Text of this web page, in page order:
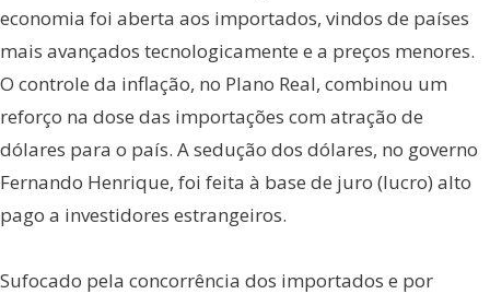
economia foi aberta aos importados, vindos de países
mais avançados tecnologicamente e a preços menores.
O controle da inflação, no Plano Real, combinou um
reforço na dose das importações com atração de
dólares para o país. A sedução dos dólares, no governo
Fernando Henrique, foi feita à base de juro (lucro) alto
pago a investidores estrangeiros.
Sufocado pela concorrência dos importados e por